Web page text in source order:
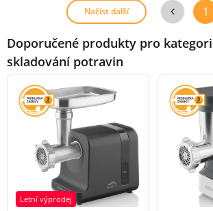
Načíst další 1
Doporučené produkty pro
skladování potravin
Letní výprodej